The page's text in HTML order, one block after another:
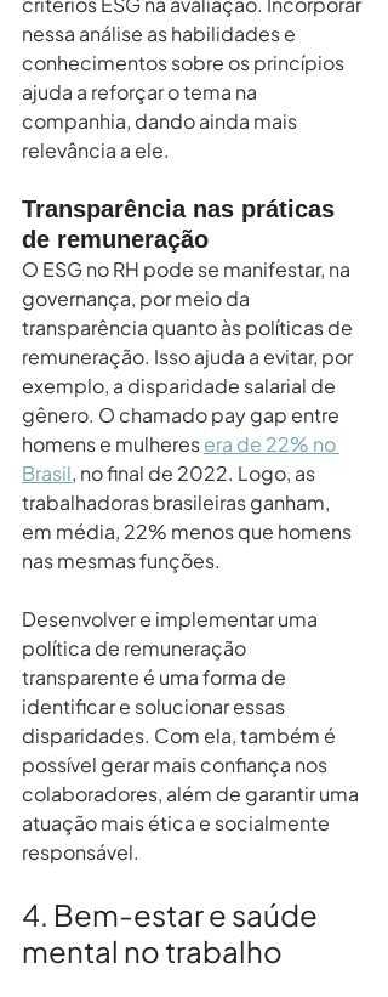
nessa análise as habilidades e
conhecimentos sobre os princípios
ajuda a reforçar o tema na
companhia, dando ainda mais
relevância a ele.
Transparência nas práticas
de remuneração
O ESG no RH pode se manifestar, na
governança, por meio da
transparência quanto às políticas de
remuneração. Isso ajuda a evitar, por
exemplo, a disparidade salarial de
gênero. O chamado pay gap entre
homens e mulheres era de 22% no
Brasil, no final de 2022. Logo, as
trabalhadoras brasileiras ganham,
em média, 22% menos que homens
nas mesmas funções.
Desenvolver e implementar uma
política de remuneração
transparente é uma forma de
identificar e solucionar essas
disparidades. Com ela, também é
possível gerar mais confiança nos
colaboradores, além de garantir uma
atuação mais ética e socialmente
responsável.
4. Bem-estar e saúde
mental no trabalho